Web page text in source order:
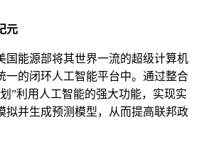
元
国能源部将其世界一流的超级计算机
一的闭环人工智能平台中。通过整合
”利用人工智能的强大功能，实现实
拟并生成预测模型，从而提高联邦政